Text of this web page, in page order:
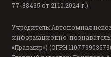
77-88435 от 21.10.2024 г.)
Учредитель: Автономная
информационно-
«Правмир») (ОГРН